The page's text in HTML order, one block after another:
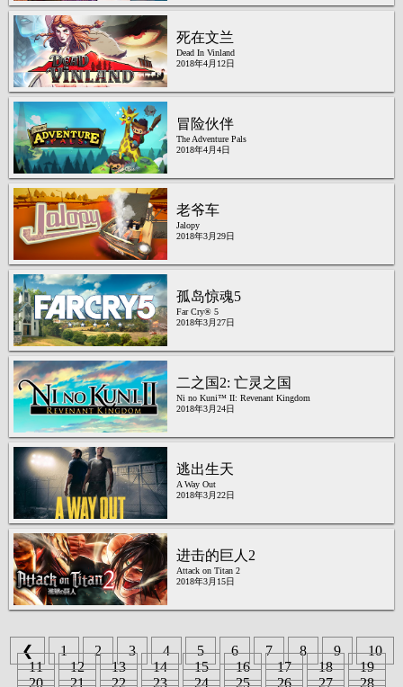
死在文兰
Dead In Vinland
2018年4月12日
冒险伙伴
The Adventure Pals
2018年4月4日
老爷车
Jalopy
2018年3月29日
孤岛惊魂5
Far Cry® 5
2018年3月27日
二之国2: 亡灵之国
Ni no Kuni™ II: Revenant Kingdom
2018年3月24日
逃出生天
A Way Out
2018年3月22日
进击的巨人2
Attack on Titan 2
2018年3月15日
❮ 1 2 3 4 5 6 7 8 9
10
11
12 13 14 15 16 17 18
19
20
21 22 23 24 25 26 27 28